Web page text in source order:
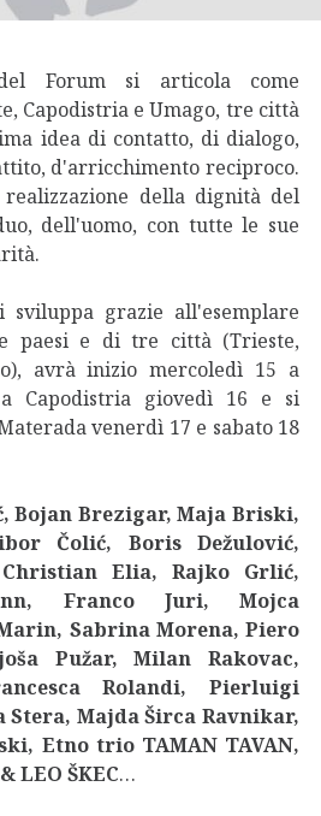
Forum si articola come
Capodistria e Umago, tre città
idea di contatto, di dialogo,
d'arricchimento reciproco.
della dignità del
dell'uomo, con tutte le sue
grazie all'esemplare
paesi e di tre città (Trieste,
avrà inizio mercoledì 15 a
Capodistria giovedì 16 e si
venerdì 17 e sabato 18
Bojan Brezigar, Maja Briski,
Čolić, Boris Dežulović,
Elia, Rajko Grlić,
Franco Juri, Mojca
Sabrina Morena, Piero
Pužar, Milan Rakovac,
Rolandi, Pierluigi
Majda Širca Ravnikar,
Etno trio TAMAN TAVAN,
LEO ŠKEC…